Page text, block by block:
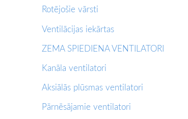
Rotējošie vārsti
Ventilācijas iekārtas
ZEMA SPIEDIENA VENTILATORI
Kanāla ventilatori
Aksiālās plūsmas ventilatori
Pārnēsājamie ventilatori